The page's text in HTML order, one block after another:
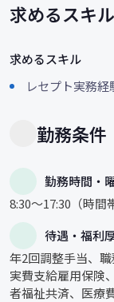
求めるスキ
求めるスキル
レセプト実務経
勤務条件
勤務時間・
8:30～17:30（時間
待遇・福利
年2回調整手当、
実費支給雇用保険
者福祉共済、医療